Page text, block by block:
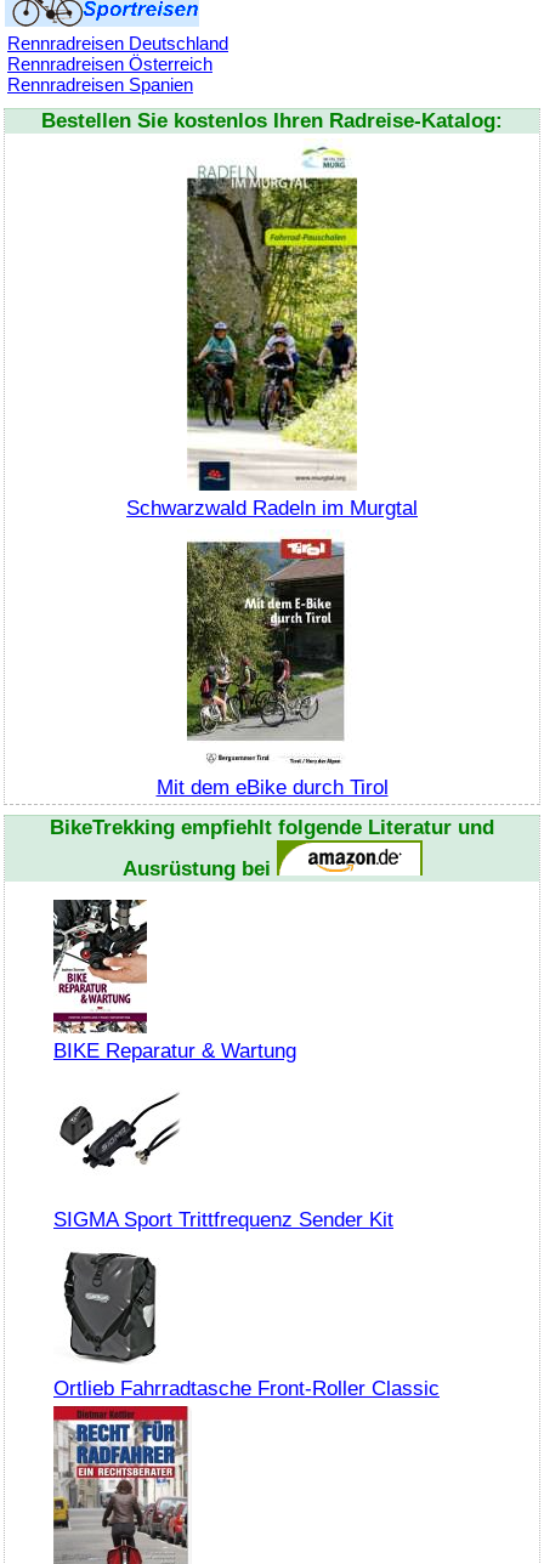
Rennradreisen Deutschland
Rennradreisen Österreich
Rennradreisen Spanien
Bestellen Sie kostenlos Ihren Radreise-Katalog:
Schwarzwald Radeln im Murgtal
Mit dem eBike durch Tirol
BikeTrekking empfiehlt folgende Literatur und
Ausrüstung bei
BIKE Reparatur & Wartung
SIGMA Sport Trittfrequenz Sender Kit
Ortlieb Fahrradtasche Front-Roller Classic